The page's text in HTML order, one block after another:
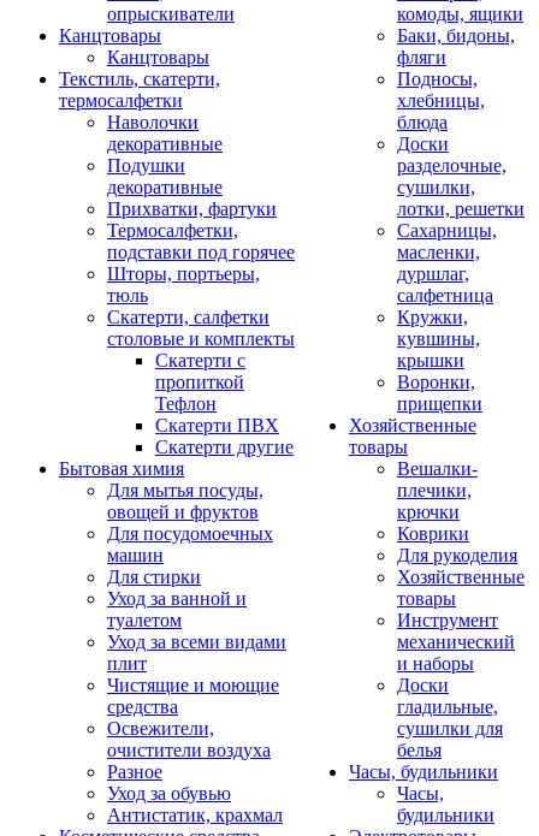
опрыскиватели
Канцтовары
Канцтовары
Текстиль, скатерти,
термосалфетки
Наволочки
декоративные
Подушки
декоративные
Прихватки, фартуки
Термосалфетки,
подставки под горячее
Шторы, портьеры,
тюль
Скатерти, салфетки
столовые и комплекты
Скатерти с
пропиткой
Тефлон
Скатерти ПВХ
Скатерти другие
Бытовая химия
Для мытья посуды,
овощей и фруктов
Для посудомоечных
машин
Для стирки
Уход за ванной и
туалетом
Уход за всеми видами
плит
Чистящие и моющие
средства
Освежители,
очистители воздуха
Разное
Уход за обувью
Антистатик, крахмал
комоды, ящики
Баки, бидоны,
фляги
Подносы,
хлебницы,
блюда
Доски
разделочные,
сушилки,
лотки, решетки
Сахарницы,
масленки,
дуршлаг,
салфетница
Кружки,
кувшины,
крышки
Воронки,
прищепки
Хозяйственные
товары
Вешалки-
плечики,
крючки
Коврики
Для рукоделия
Хозяйственные
товары
Инструмент
механический
и наборы
Доски
гладильные,
сушилки для
белья
Часы, будильники
Часы,
будильники